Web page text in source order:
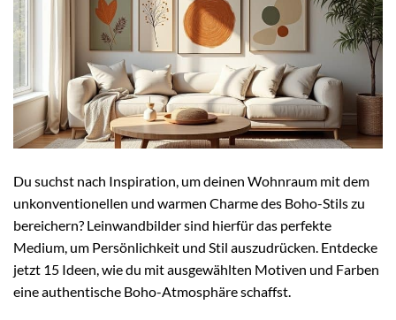
Du suchst nach Inspiration, um deinen Wohnraum mit dem
unkonventionellen und warmen Charme des Boho-Stils zu
bereichern? Leinwandbilder sind hierfür das perfekte
Medium, um Persönlichkeit und Stil auszudrücken. Entdecke
jetzt 15 Ideen, wie du mit ausgewählten Motiven und Farben
eine authentische Boho-Atmosphäre schaffst.